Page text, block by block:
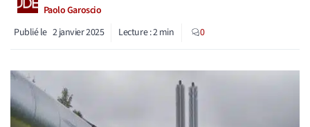
Paolo Garoscio
Publié le 2 janvier 2025 Lecture :2min 0